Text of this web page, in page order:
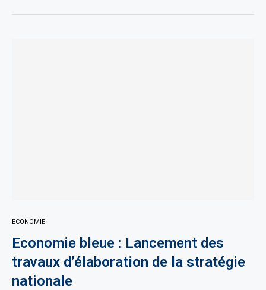
ECONOMIE
Economie bleue : Lancement des
travaux d’élaboration de la stratégie
nationale